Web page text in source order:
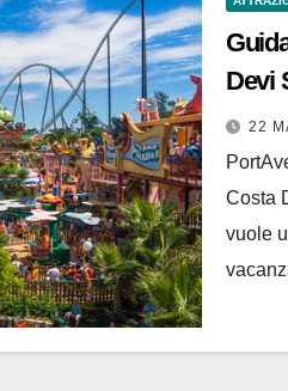
Devi
22
Costa
vuole